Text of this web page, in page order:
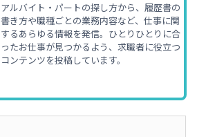
アルバイト・パートの探し方から、履歴書の
書き方や職種ごとの業務内容など、仕事に関
するあらゆる情報を発信。ひとりひとりに合
ったお仕事が見つかるよう、求職者に役立つ
コンテンツを投稿しています。